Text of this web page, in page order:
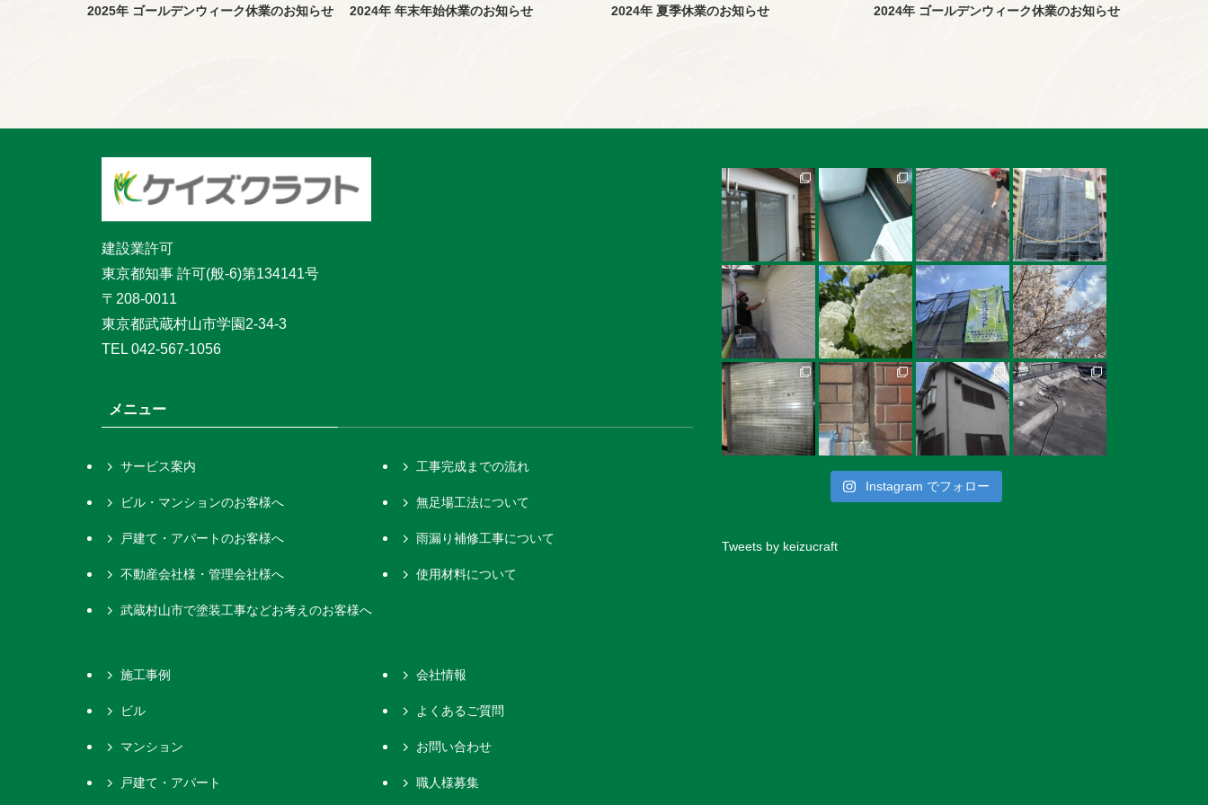
2025年 ゴールデンウィーク休業のお知らせ 2024年 年末年始休業のお知らせ 2024年 夏季休業のお知らせ 2024年 ゴールデンウィーク休業のお知らせ
建設業許可
東京都知事 許可(般-6)第134141号
〒208-0011
東京都武蔵村山市学園2-34-3
TEL 042-567-1056
メニュー
サービス案内 工事完成までの流れ
ビル・マンションのお客様へ 無足場工法について
戸建て・アパートのお客様へ 雨漏り補修工事について
不動産会社様・管理会社様へ 使用材料について
武蔵村山市で塗装工事などお考えのお客様へ
施工事例 会社情報
ビル よくあるご質問
マンション お問い合わせ
戸建て・アパート 職人様募集
Instagram でフォロー
Tweets by keizucraft